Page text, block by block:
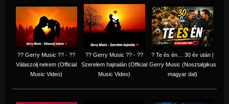
?? Gerry Music ?? - ??
Válaszolj nekem (Official
Music Video)
?? Gerry Music ?? - ??
Szerelem hajnalán (Official
Music Video)
? Te és én… 30 év után |
Gerry Music (Nosztalgikus
magyar dal)